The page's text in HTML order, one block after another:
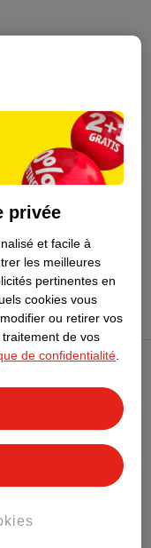
privée
et facile à
les meilleures
pertinentes en
cookies vous
ou retirer vos
de vos
de confidentialité.